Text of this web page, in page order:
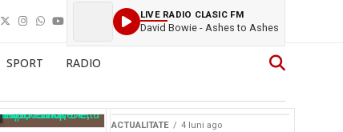
LIVE RADIO CLASIC FM
David Bowie - Ashes to Ashes
SPORT RADIO
ACTUALITATE 4 luni ago